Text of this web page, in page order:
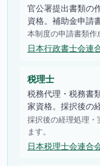
官公署提出書類の
資格。補助金申請
本制度の申請書類作
日本行政書士会連
税理士
税務代理・税務書
家資格。採択後の
採択後の経理処理・
ます。
日本税理士会連合